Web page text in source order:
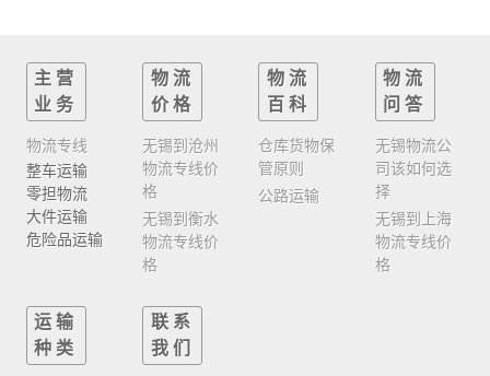
主营
业务
物流专线
整车运输
零担物流
大件运输
危险品运输
物流
价格
无锡到沧州
物流专线价
格
无锡到衡水
物流专线价
格
物流
百科
仓库货物保
管原则
公路运输
物流
问答
无锡物流公
司该如何选
择
无锡到上海
物流专线价
格
运输
种类
联系
我们